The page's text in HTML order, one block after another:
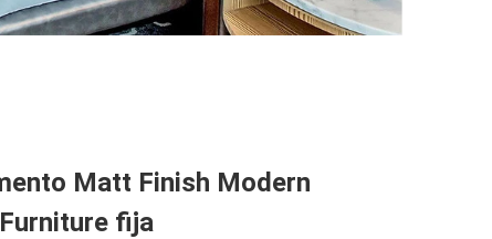
Matt Finish Modern
fija